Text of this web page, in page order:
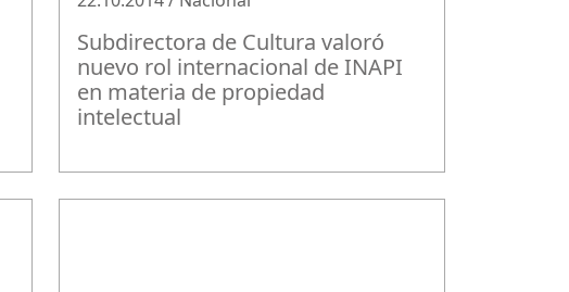
Subdirectora de Cultura valoró
nuevo rol internacional de INAPI
en materia de propiedad
intelectual